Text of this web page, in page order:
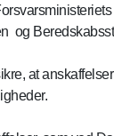
og
at